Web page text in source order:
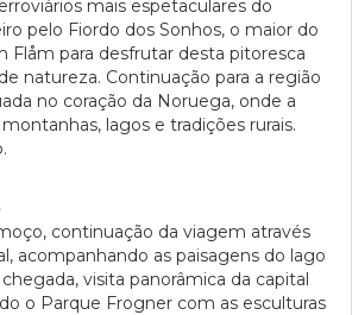
mais espetaculares do
pelo Fiordo dos Sonhos, o maior do
Flåm para desfrutar desta pitoresca
natureza. Continuação para a região
no coração da Noruega, onde a
lagos e tradições rurais.
continuação da viagem através
acompanhando as paisagens do lago
visita panorâmica da capital
o Parque Frogner com as esculturas